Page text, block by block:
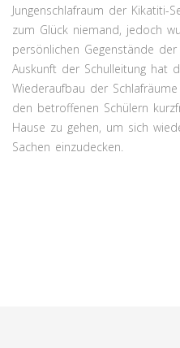
Jungenschlafraum der Kikatiti-
zum Glück niemand, jedoch
persönlichen Gegenstände
Auskunft der Schulleitung hat
Wiederaufbau der
den betroffenen Schülern
Hause zu gehen, um sich
Sachen einzudecken.